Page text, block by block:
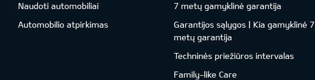
Naudoti automobiliai
Automobilio atpirkimas
7 metų gamyklinė garantija
Garantijos sąlygos | Kia gamyklinė 7
metų garantija
Techninės priežiūros intervalas
Family-like Care